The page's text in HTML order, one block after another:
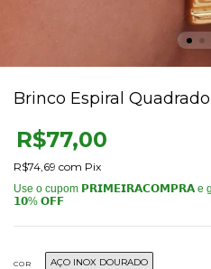
Brinco Espiral
R$77,00
R$74,69 com Pix
COR AÇO INOX DOURADO